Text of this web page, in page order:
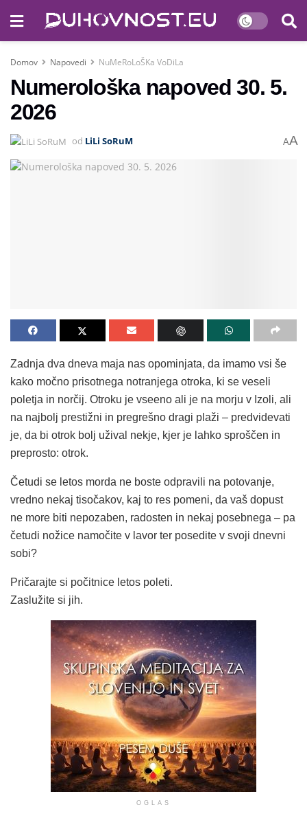
Domov Napovedi NuMeRoLoŠKa VoDiLa
Numerološka napoved 30. 5.
2026
od LiLi SoRuM AA
Zadnja dva dneva maja nas opominjata, da imamo vsi še
kako močno prisotnega notranjega otroka, ki se veseli
poletja in norčij. Otroku je vseeno ali je na morju v Izoli, ali
na najbolj prestižni in pregrešno dragi plaži – predvidevati
je, da bi otrok bolj užival nekje, kjer je lahko sproščen in
preprosto: otrok.
Četudi se letos morda ne boste odpravili na potovanje,
vredno nekaj tisočakov, kaj to res pomeni, da vaš dopust
ne more biti nepozaben, radosten in nekaj posebnega – pa
četudi nožice namočite v lavor ter posedite v svoji dnevni
sobi?
Pričarajte si počitnice letos poleti.
Zaslužite si jih.
OGLAS